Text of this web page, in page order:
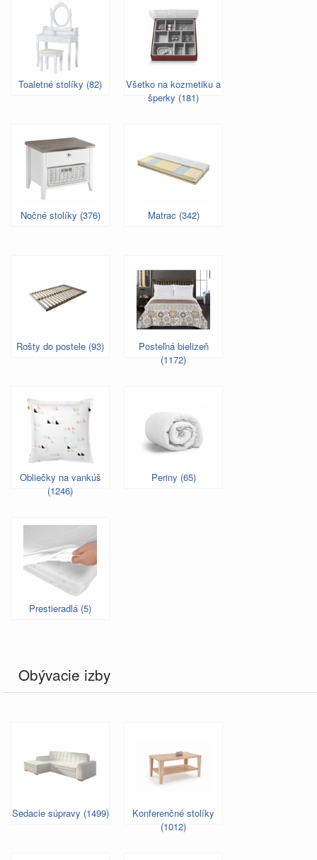
Toaletné stolíky (82)
Všetko na kozmetiku a
šperky (181)
Nočné stolíky (376) Matrac (342)
Rošty do postele (93)
Posteľná bielizeň
(1172)
Obliečky na vankúš
(1246)
Periny (65)
Prestieradlá (5)
Obývacie izby
Sedacie súpravy (1499)
Konferenčné stolíky
(1012)